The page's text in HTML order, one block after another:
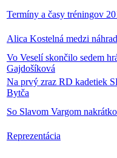
Termíny a časy tréningov
Alica Kostelná medzi
Vo Veselí skončilo sedem
Gajdošíková
Na prvý zraz RD kadetiek
Bytča
So Slavom Vargom
Reprezentácia